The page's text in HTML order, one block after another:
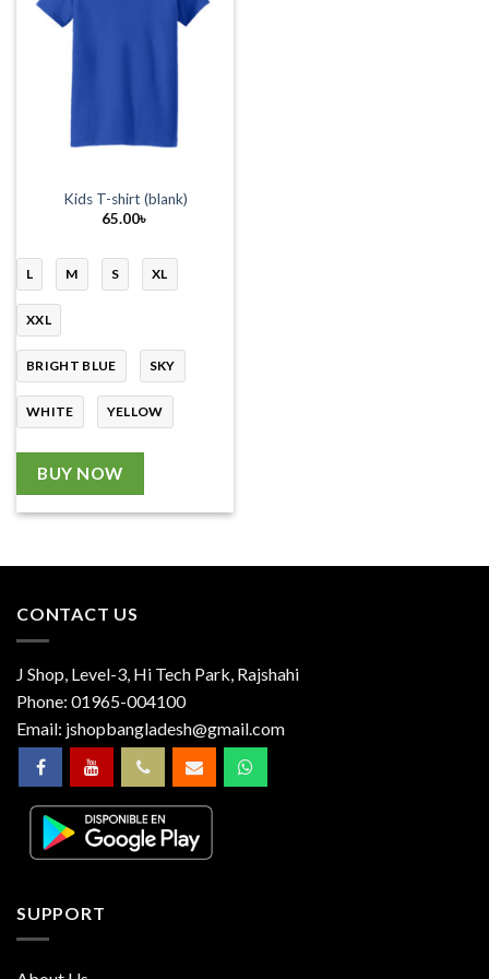
Kids T-shirt (blank)
65.00৳
L M S XL
XXL
BRIGHT BLUE SKY
WHITE YELLOW
BUY NOW
CONTACT US
J Shop, Level-3, Hi Tech Park, Rajshahi
Phone: 01965-004100
Email: jshopbangladesh@gmail.com
SUPPORT